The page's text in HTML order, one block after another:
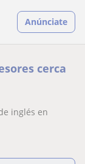
Anúnciate
cerca
inglés en